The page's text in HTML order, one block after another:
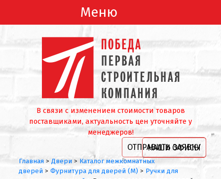
Меню
В связи с изменением стоимости товаров
поставщиками, актуальность цен уточняйте у
менеджеров!
ОТПРАВИТЬ ЗАЯВКУ
НАШИ ОФИСЫ
Главная > Двери > Каталог межкомнатных
дверей > Фурнитура для дверей (М) > Ручки для